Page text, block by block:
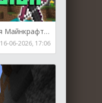
Crossbow Expansion для Майнкрафт [1.21.11, 1.21.10, 1.12.9]
16-06-2026, 17:06